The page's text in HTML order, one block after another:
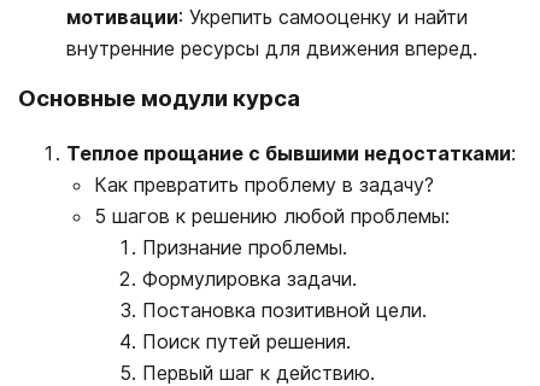
мотивации: Укрепить самооценку и найти
внутренние ресурсы для движения вперед.
Основные модули курса
Теплое прощание с бывшими недостатками:
Как превратить проблему в задачу?
5 шагов к решению любой проблемы:
Признание проблемы.
Формулировка задачи.
Постановка позитивной цели.
Поиск путей решения.
Первый шаг к действию.